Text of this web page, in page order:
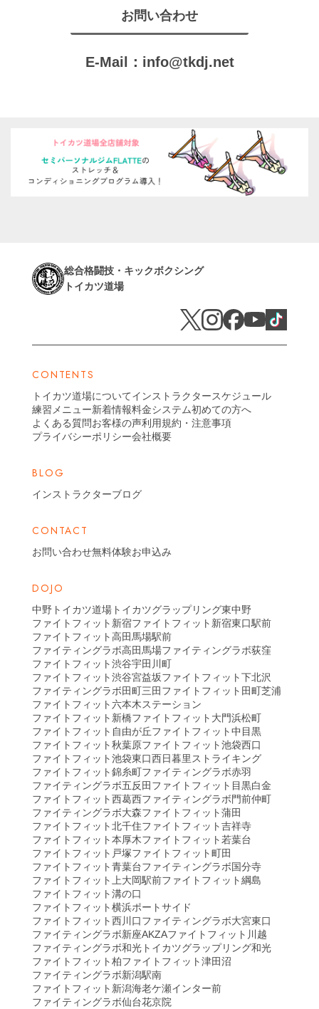
お問い合わせ
E-Mail： info@tkdj.net
総合格闘技・キックボクシング
トイカツ道場
CONTENTS
トイカツ道場についてインストラクタースケジュール
練習メニュー新着情報料金システム初めての方へ
よくある質問お客様の声利用規約・注意事項
プライバシーポリシー会社概要
BLOG
インストラクターブログ
CONTACT
お問い合わせ無料体験お申込み
DOJO
中野トイカツ道場トイカツグラップリング東中野
ファイトフィット新宿ファイトフィット新宿東口駅前
ファイトフィット高田馬場駅前
ファイティングラボ高田馬場ファイティングラボ荻窪
ファイトフィット渋谷宇田川町
ファイトフィット渋谷宮益坂ファイトフィット下北沢
ファイティングラボ田町三田 ファイトフィット田町芝浦
ファイトフィット六本木ステーション
ファイトフィット新橋ファイトフィット大門浜松町
ファイトフィット自由が丘ファイトフィット中目黒
ファイトフィット秋葉原ファイトフィット池袋西口
ファイトフィット池袋東口西日暮里ストライキング
ファイトフィット錦糸町ファイティングラボ赤羽
ファイティングラボ五反田 ファイトフィット目黒白金
ファイトフィット西葛西ファイティングラボ門前仲町
ファイティングラボ大森ファイトフィット蒲田
ファイトフィット北千住ファイトフィット吉祥寺
ファイトフィット本厚木ファイトフィット若葉台
ファイトフィット戸塚ファイトフィット町田
ファイトフィット青葉台ファイティングラボ国分寺
ファイトフィット上大岡駅前ファイトフィット綱島
ファイトフィット溝の口
ファイトフィット横浜ポートサイド
ファイトフィット西川口ファイティングラボ大宮東口
ファイティングラボ新座AKZAファイトフィット川越
ファイティングラボ和光トイカツグラップリング和光
ファイトフィット柏ファイトフィット津田沼
ファイティングラボ新潟駅南
ファイトフィット新潟海老ケ瀬インター前
ファイティングラボ仙台花京院